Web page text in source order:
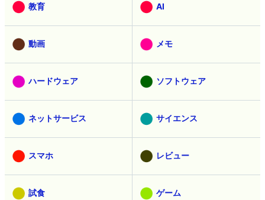
教育 AI
動画 メモ
ハードウェア ソフトウェア
ネットサービス サイエンス
スマホ レビュー
試食 ゲーム